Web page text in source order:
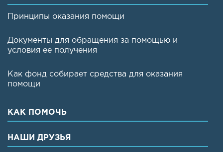
Принципы оказания помощи
Документы для обращения за помощью и
условия ее получения
Как фонд собирает средства для оказания
помощи
КАК ПОМОЧЬ
НАШИ ДРУЗЬЯ